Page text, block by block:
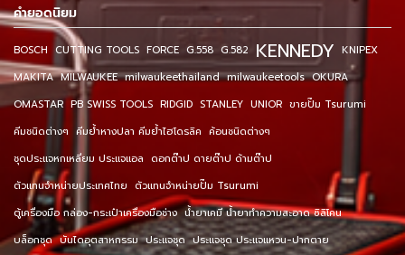
คำยอดนิยม
BOSCH CUTTING TOOLS FORCE G.558 G.582 KENNEDY KNIPEX
MAKITA MILWAUKEE milwaukeethailand milwaukeetools OKURA
OMASTAR PB SWISS TOOLS RIDGID STANLEY UNIOR ขายปั๊ม Tsurumi
คีมชนิดต่างๆ คีมย้ำหางปลา คีมย้ำไฮโดรลิค ค้อนชนิดต่างๆ
ชุดประแจหกเหลี่ยม ประแจแอล ดอกต๊าป ดายต๊าป ด้ามต๊าป
ตัวแทนจำหน่ายประเทศไทย ตัวแทนจำหน่ายปั๊ม Tsurumi
ตู้เครื่องมือ กล่อง-กระเป๋าเครื่องมือช่าง น้ำยาเคมี น้ำยาทำความสะอาด ซิลิโคน
บล็อกชุด บันไดอุตสาหกรรม ประแจชุด ประแจชุด ประแจแหวน-ปากตาย